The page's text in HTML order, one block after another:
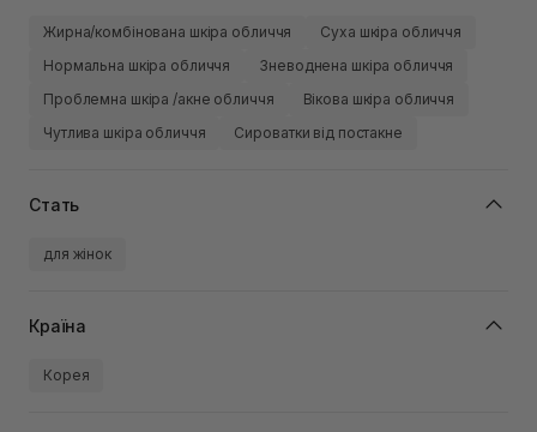
Жирна/комбінована шкіра обличчя
Суха шкіра обличчя
Нормальна шкіра обличчя
Зневоднена шкіра обличчя
Проблемна шкіра /акне обличчя
Вікова шкіра обличчя
Чутлива шкіра обличчя
Сироватки від постакне
Стать
для жінок
Країна
Корея